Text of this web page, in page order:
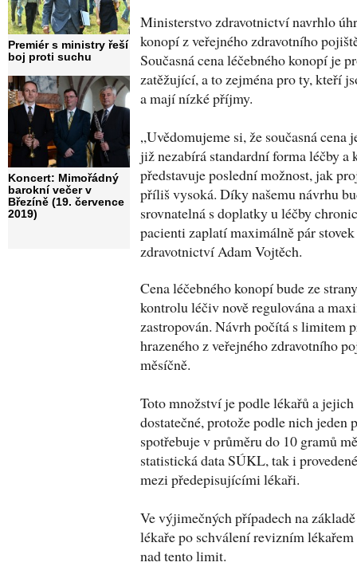
Premiér s ministry řeší
boj proti suchu
Koncert: Mimořádný
barokní večer v
Březíně (19. července
2019)
Ministerstvo zdravotnictví navrhlo
konopí z veřejného zdravotního
Současná cena léčebného konopí je
zatěžující, a to zejména pro ty, kteří
a mají nízké příjmy.
„Uvědomujeme si, že současná cena
již nezabírá standardní forma léčby a
představuje poslední možnost, jak
příliš vysoká. Díky našemu návrhu
srovnatelná s doplatky u léčby
pacienti zaplatí maximálně pár
zdravotnictví Adam Vojtěch.
Cena léčebného konopí bude ze
kontrolu léčiv nově regulována a
zastropován. Návrh počítá s limitem
hrazeného z veřejného zdravotního
měsíčně.
Toto množství je podle lékařů a jejich
dostatečné, protože podle nich jeden
spotřebuje v průměru do 10 gramů
statistická data SÚKL, tak i
mezi předepisujícími lékaři.
Ve výjimečných případech na
lékaře po schválení revizním
nad tento limit.